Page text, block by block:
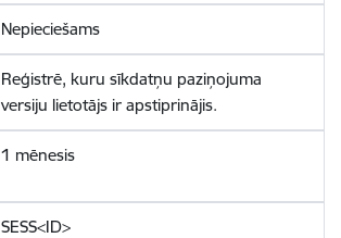
Nepieciešams
Reģistrē, kuru sīkdatņu paziņojuma
versiju lietotājs ir apstiprinājis.
1 mēnesis
SESS<ID>